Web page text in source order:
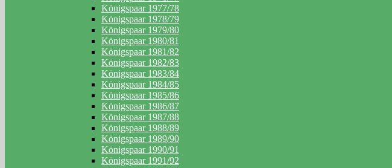
Königspaar 1977/78
Königspaar 1978/79
Königspaar 1979/80
Königspaar 1980/81
Königspaar 1981/82
Königspaar 1982/83
Königspaar 1983/84
Königspaar 1984/85
Königspaar 1985/86
Königspaar 1986/87
Königspaar 1987/88
Königspaar 1988/89
Königspaar 1989/90
Königspaar 1990/91
Königspaar 1991/92